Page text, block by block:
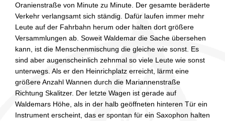
Oranienstraße von Minute zu Minute. Der gesamte beräderte
Verkehr verlangsamt sich ständig. Dafür laufen immer mehr
Leute auf der Fahrbahn herum oder halten dort größere
Versammlungen ab. Soweit Waldemar die Sache übersehen
kann, ist die Menschenmischung die gleiche wie sonst. Es
sind aber augenscheinlich zehnmal so viele Leute wie sonst
unterwegs. Als er den Heinrichplatz erreicht, lärmt eine
größere Anzahl Wannen durch die Mariannenstraße
Richtung Skalitzer. Der letzte Wagen ist gerade auf
Waldemars Höhe, als in der halb geöffneten hinteren Tür ein
Instrument erscheint, das er spontan für ein Saxophon halten